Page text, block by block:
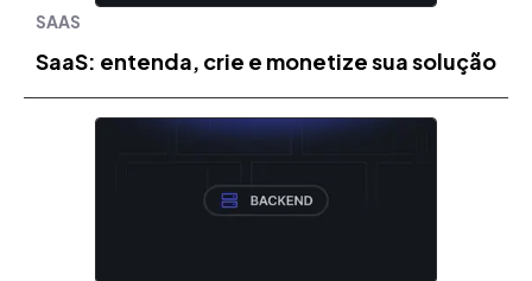
SAAS
SaaS: entenda, crie e monetize sua solução